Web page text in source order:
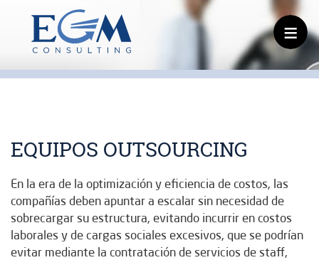
≡
EQUIPOS OUTSOURCING
En la era de la optimización y eficiencia de costos, las
compañías deben apuntar a escalar sin necesidad de
sobrecargar su estructura, evitando incurrir en costos
laborales y de cargas sociales excesivos, que se podrían
evitar mediante la contratación de servicios de staff,